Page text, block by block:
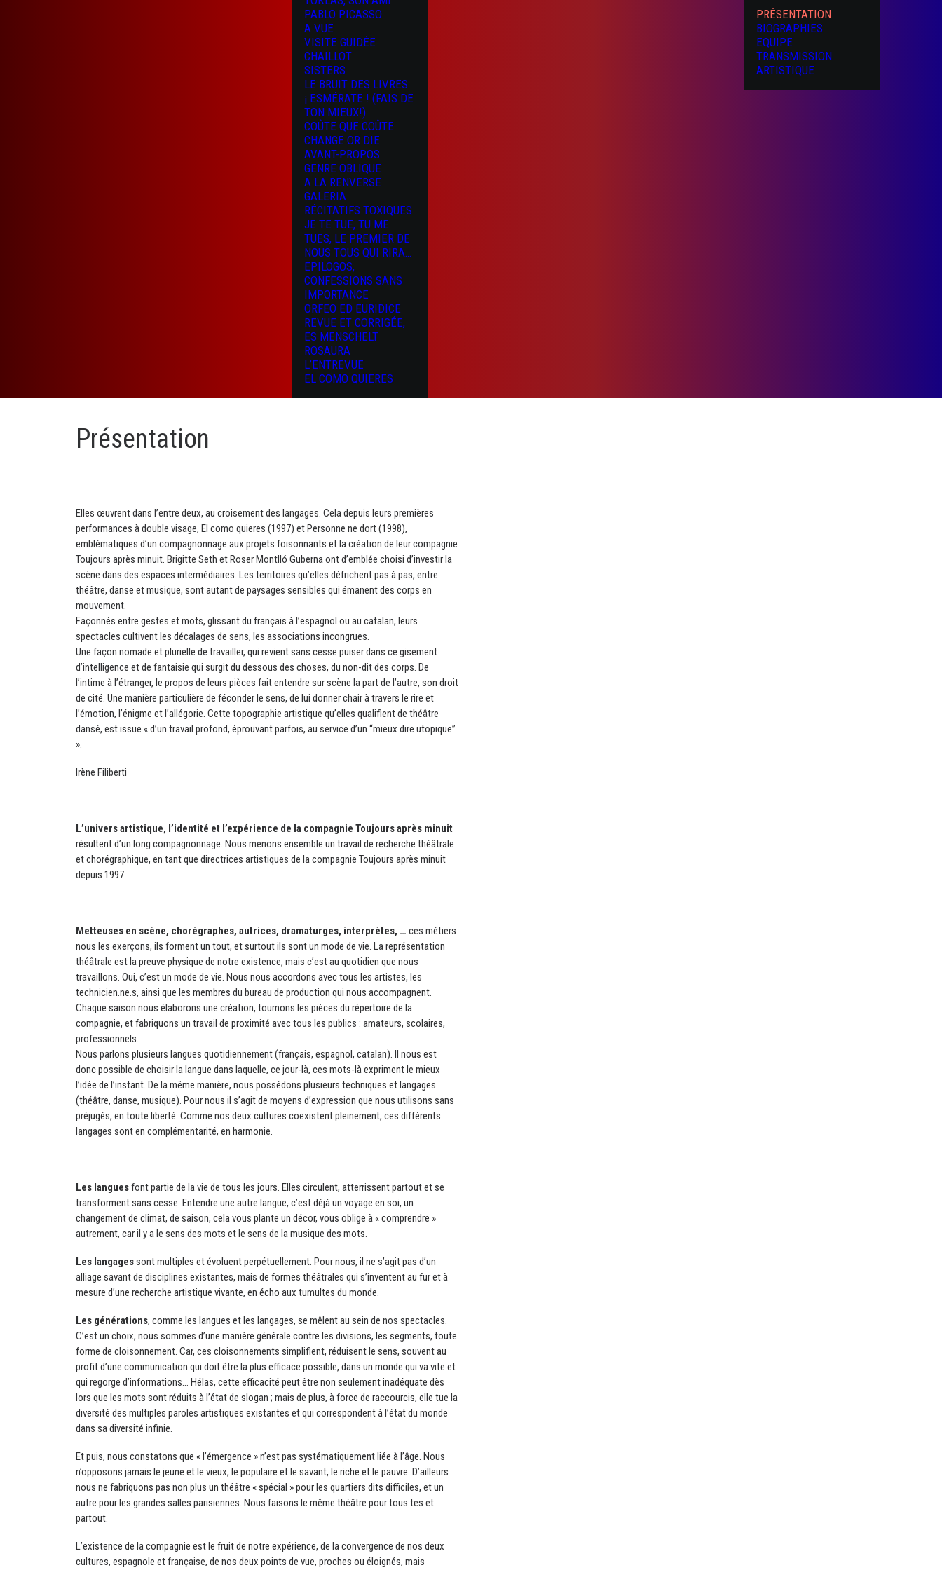
PABLO PICASSO
A VUE
VISITE GUIDÉE
CHAILLOT
SISTERS
LE BRUIT DES LIVRES
¡ ESMÉRATE ! (FAIS DE
TON MIEUX!)
COÛTE QUE COÛTE
CHANGE OR DIE
AVANT-PROPOS
GENRE OBLIQUE
A LA RENVERSE
GALERIA
RÉCITATIFS TOXIQUES
JE TE TUE, TU ME
TUES, LE PREMIER DE
NOUS TOUS QUI RIRA…
EPILOGOS,
CONFESSIONS SANS
IMPORTANCE
ORFEO ED EURIDICE
REVUE ET CORRIGÉE,
ES MENSCHELT
ROSAURA
L’ENTREVUE
EL COMO QUIERES
PRÉSENTATION
BIOGRAPHIES
EQUIPE
TRANSMISSION
ARTISTIQUE
Présentation
Elles œuvrent dans l’entre deux, au croisement des langages. Cela depuis leurs premières
performances à double visage, El como quieres (1997) et Personne ne dort (1998),
emblématiques d’un compagnonnage aux projets foisonnants et la création de leur compagnie
Toujours après minuit. Brigitte Seth et Roser Montlló Guberna ont d’emblée choisi d’investir la
scène dans des espaces intermédiaires. Les territoires qu’elles défrichent pas à pas, entre
théâtre, danse et musique, sont autant de paysages sensibles qui émanent des corps en
mouvement.
Façonnés entre gestes et mots, glissant du français à l’espagnol ou au catalan, leurs
spectacles cultivent les décalages de sens, les associations incongrues.
Une façon nomade et plurielle de travailler, qui revient sans cesse puiser dans ce gisement
d’intelligence et de fantaisie qui surgit du dessous des choses, du non-dit des corps. De
l’intime à l’étranger, le propos de leurs pièces fait entendre sur scène la part de l’autre, son droit
de cité. Une manière particulière de féconder le sens, de lui donner chair à travers le rire et
l’émotion, l’énigme et l’allégorie. Cette topographie artistique qu’elles qualifient de théâtre
dansé, est issue « d’un travail profond, éprouvant parfois, au service d’un “mieux dire utopique”
».
Irène Filiberti
L’univers artistique, l’identité et l’expérience de la compagnie Toujours après minuit
résultent d’un long compagnonnage. Nous menons ensemble un travail de recherche théâtrale
et chorégraphique, en tant que directrices artistiques de la compagnie Toujours après minuit
depuis 1997.
Metteuses en scène, chorégraphes, autrices, dramaturges, interprètes, … ces métiers
nous les exerçons, ils forment un tout, et surtout ils sont un mode de vie. La représentation
théâtrale est la preuve physique de notre existence, mais c’est au quotidien que nous
travaillons. Oui, c’est un mode de vie. Nous nous accordons avec tous les artistes, les
technicien.ne.s, ainsi que les membres du bureau de production qui nous accompagnent.
Chaque saison nous élaborons une création, tournons les pièces du répertoire de la
compagnie, et fabriquons un travail de proximité avec tous les publics : amateurs, scolaires,
professionnels.
Nous parlons plusieurs langues quotidiennement (français, espagnol, catalan). Il nous est
donc possible de choisir la langue dans laquelle, ce jour-là, ces mots-là expriment le mieux
l’idée de l’instant. De la même manière, nous possédons plusieurs techniques et langages
(théâtre, danse, musique). Pour nous il s’agit de moyens d’expression que nous utilisons sans
préjugés, en toute liberté. Comme nos deux cultures coexistent pleinement, ces différents
langages sont en complémentarité, en harmonie.
Les languesfont partie de la vie de tous les jours. Elles circulent, atterrissent partout et se
transforment sans cesse. Entendre une autre langue, c’est déjà un voyage en soi, un
changement de climat, de saison, cela vous plante un décor, vous oblige à « comprendre »
autrement, car il y a le sens des mots et le sens de la musique des mots.
Les langagessont multiples et évoluent perpétuellement. Pour nous, il ne s’agit pas d’un
alliage savant de disciplines existantes, mais de formes théâtrales qui s’inventent au fur et à
mesure d’une recherche artistique vivante, en écho aux tumultes du monde.
Les générations, comme les langues et les langages, se mêlent au sein de nos spectacles.
C’est un choix, nous sommes d’une manière générale contre les divisions, les segments, toute
forme de cloisonnement. Car, ces cloisonnements simplifient, réduisent le sens, souvent au
profit d’une communication qui doit être la plus efficace possible, dans un monde qui va vite et
qui regorge d’informations… Hélas, cette efficacité peut être non seulement inadéquate dès
lors que les mots sont réduits à l’état de slogan ; mais de plus, à force de raccourcis, elle tue la
diversité des multiples paroles artistiques existantes et qui correspondent à l’état du monde
dans sa diversité infinie.
Et puis, nous constatons que « l’émergence » n’est pas systématiquement liée à l’âge. Nous
n’opposons jamais le jeune et le vieux, le populaire et le savant, le riche et le pauvre. D’ailleurs
nous ne fabriquons pas non plus un théâtre « spécial » pour les quartiers dits difficiles, et un
autre pour les grandes salles parisiennes. Nous faisons le même théâtre pour tous.tes et
partout.
L’existence de la compagnie est le fruit de notre expérience, de la convergence de nos deux
cultures, espagnole et française, de nos deux points de vue, proches ou éloignés, mais